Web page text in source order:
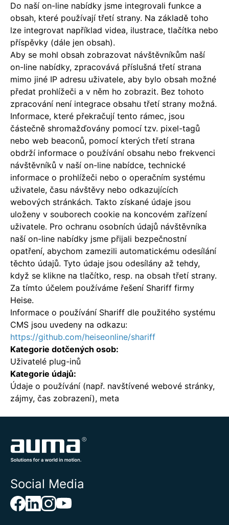
Do naší on-line nabídky jsme integrovali funkce a
obsah, které používají třetí strany. Na základě toho
lze integrovat například videa, ilustrace, tlačítka nebo
příspěvky (dále jen obsah).
Aby se mohl obsah zobrazovat návštěvníkům naší
on-line nabídky, zpracovává příslušná třetí strana
mimo jiné IP adresu uživatele, aby bylo obsah možné
předat prohlížeči a v něm ho zobrazit. Bez tohoto
zpracování není integrace obsahu třetí strany možná.
Informace, které překračují tento rámec, jsou
částečně shromažďovány pomocí tzv. pixel-tagů
nebo web beaconů, pomocí kterých třetí strana
obdrží informace o používání obsahu nebo frekvenci
návštěvníků v naší on-line nabídce, technické
informace o prohlížeči nebo o operačním systému
uživatele, času návštěvy nebo odkazujících
webových stránkách. Takto získané údaje jsou
uloženy v souborech cookie na koncovém zařízení
uživatele. Pro ochranu osobních údajů návštěvníka
naší on-line nabídky jsme přijali bezpečnostní
opatření, abychom zamezili automatickému odesílání
těchto údajů. Tyto údaje jsou odesílány až tehdy,
když se klikne na tlačítko, resp. na obsah třetí strany.
Za tímto účelem používáme řešení Shariff firmy
Heise.
Informace o používání Shariff dle použitého systému
CMS jsou uvedeny na odkazu:
https://github.com/heiseonline/shariff
Kategorie dotčených osob:
Uživatelé plug-inů
Kategorie údajů:
Údaje o používání (např. navštívené webové stránky,
zájmy, čas zobrazení), meta
Social Media